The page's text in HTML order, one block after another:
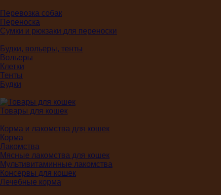
Перевозка собак
Переноска
Сумки и рюкзаки для переноски
Будки, вольеры, тенты
Вольеры
Клетки
Тенты
Будки
Товары для кошек
Корма и лакомства для кошек
Корма
Лакомства
Мясные лакомства для кошек
Мультивитаминные лакомства
Консервы для кошек
Лечебные корма